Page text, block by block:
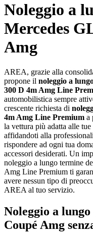
Noleggio a
Mercedes
Amg
AREA, grazie alla
propone il noleggio a
300 D 4m Amg Line
automobilistica sempre
crescente richiesta di
4m Amg Line Premium a
la vettura più adatta alle
affidandoti alla
rispondere ad ogni tua
accessori desiderati. Un
noleggio a lungo termine
Amg Line Premium ti
avere nessun tipo di
AREA al tuo servizio.
Noleggio a
Coupé Amg